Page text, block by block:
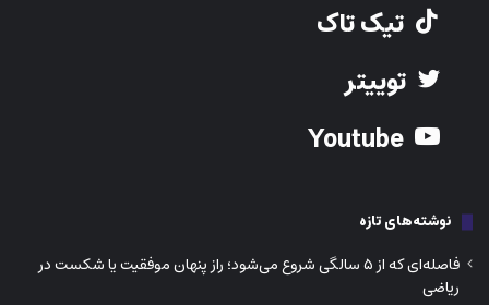
تیک تاک
توییتر
نوشته‌های تازه
فاصله‌ای که از ۵ سالگی شروع می‌شود؛ راز پنهان موفقیت یا شکست در
ریاضی